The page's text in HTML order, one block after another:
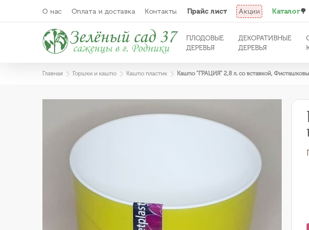
О нас Оплата и доставка Контакты Прайс лист Акции Каталог🌳
ПЛОДОВЫЕ
ДЕРЕВЬЯ
ДЕКОРАТИВНЫЕ
ДЕРЕВЬЯ
Главная Горшки и кашпо Кашпо пластик Кашпо "ГРАЦИЯ" 2,8 л. со вставкой,